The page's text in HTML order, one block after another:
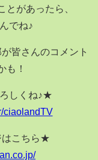
とがあったら、
でね♪
皆さんのコメント
も！
しくね♪★
ciaolandTV
はこちら★